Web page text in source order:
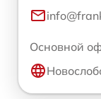
Основной